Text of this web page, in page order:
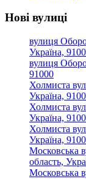
Нові вулиці
вулиця
Україна,
вулиця
91000
Холмиста
Україна,
Холмиста
Україна,
Холмиста
Україна,
Московська
область,
Московська